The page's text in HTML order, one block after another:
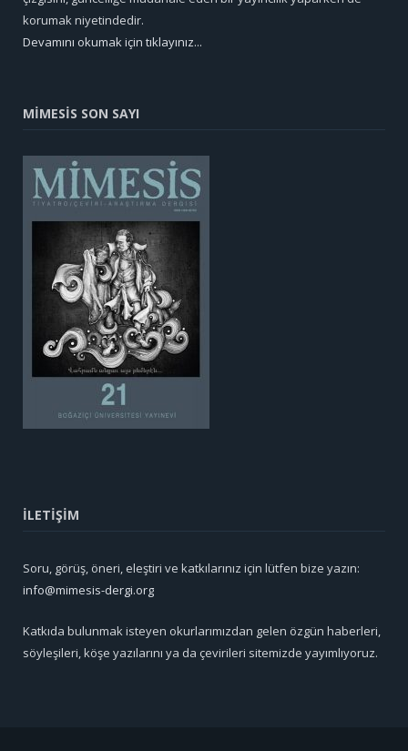
korumak niyetindedir.
Devamını okumak için tıklayınız...
MİMESİS SON SAYI
İLETİŞİM
Soru, görüş, öneri, eleştiri ve katkılarınız için lütfen bize yazın:
info@mimesis-dergi.org
Katkıda bulunmak isteyen okurlarımızdan gelen özgün haberleri,
söyleşileri, köşe yazılarını ya da çevirileri sitemizde yayımlıyoruz.